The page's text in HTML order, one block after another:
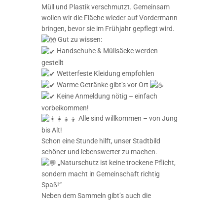
Müll und Plastik verschmutzt. Gemeinsam
wollen wir die Fläche wieder auf Vordermann
bringen, bevor sie im Frühjahr gepflegt wird.
Gut zu wissen:
Handschuhe & Müllsäcke werden
gestellt
Wetterfeste Kleidung empfohlen
Warme Getränke gibt’s vor Ort
Keine Anmeldung nötig – einfach
vorbeikommen!
Alle sind willkommen – von Jung
bis Alt!
Schon eine Stunde hilft, unser Stadtbild
schöner und lebenswerter zu machen.
„Naturschutz ist keine trockene Pflicht,
sondern macht in Gemeinschaft richtig
Spaß!“
Neben dem Sammeln gibt’s auch die